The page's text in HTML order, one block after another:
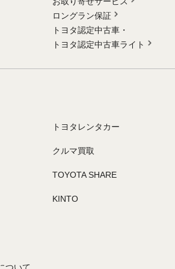
ロングラン保証
トヨタ認定中古車・
トヨタ認定中古車ライト
トヨタレンタカー
クルマ買取
TOYOTA SHARE
KINTO
ついて